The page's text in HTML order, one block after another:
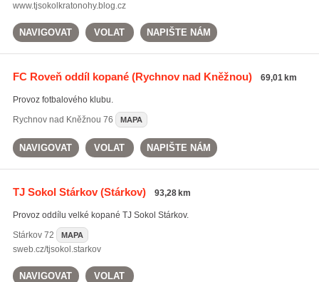
www.tjsokolkratonohy.blog.cz
NAVIGOVAT VOLAT NAPIŠTE NÁM
FC Roveň oddíl kopané(Rychnov nad Kněžnou) 69,01 km
Provoz fotbalového klubu.
Rychnov nad Kněžnou 76 MAPA
NAVIGOVAT VOLAT NAPIŠTE NÁM
TJ Sokol Stárkov(Stárkov) 93,28 km
Provoz oddílu velké kopané TJ Sokol Stárkov.
Stárkov72 MAPA
sweb.cz/tjsokol.starkov
NAVIGOVAT
VOLAT